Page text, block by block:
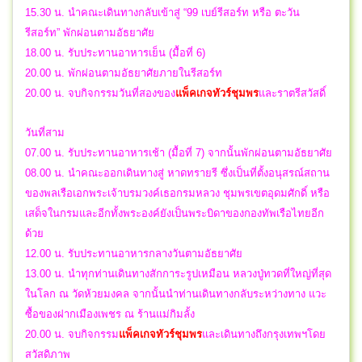
15.30 น. นำคณะเดินทางกลับเข้าสู่ “99 เบย์รีสอร์ท หรือ ตะวัน
รีสอร์ท” พักผ่อนตามอัธยาศัย
18.00 น. รับประทานอาหารเย็น (มื้อที่ 6)
20.00 น. พักผ่อนตามอัธยาศัยภายในรีสอร์ท
20.00 น. จบกิจกรรมวันที่สองของแพ็คเกจทัวร์ชุมพรและราตรีสวัสดิ์
วันที่สาม
07.00 น. รับประทานอาหารเช้า (มื้อที่ 7) จากนั้นพักผ่อนตามอัธยาศัย
08.00 น. นำคณะออกเดินทางสู่ หาดทรายรี ซึ่งเป็นที่ตั้งอนุสรณ์สถาน
ของพลเรือเอกพระเจ้าบรมวงค์เธอกรมหลวง ชุมพรเขตอุดมศักดิ์ หรือ
เสด็จในกรมและอีกทั้งพระองค์ยังเป็นพระบิดาของกองทัพเรือไทยอีก
ด้วย
12.00 น. รับประทานอาหารกลางวันตามอัธยาศัย
13.00 น. นำทุกท่านเดินทางสักการะรูปเหมือน หลวงปู่ทวดที่ใหญ่ที่สุด
ในโลก ณ วัดห้วยมงคล จากนั้นนำท่านเดินทางกลับระหว่างทาง แวะ
ซื้อของฝากเมืองเพชร ณ ร้านแม่กิมลั้ง
20.00 น. จบกิจกรรมแพ็คเกจทัวร์ชุมพรและเดินทางถึงกรุงเทพฯโดย
สวัสดิภาพ